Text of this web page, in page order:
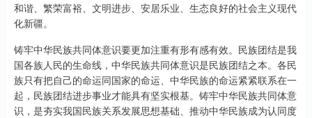
和谐、繁荣富裕、文明进步、安居乐业、生态良好的社会主义现代
化新疆。
铸牢中华民族共同体意识要更加注重有形有感有效。民族团结是我
国各族人民的生命线，中华民族共同体意识是民族团结之本。各民
族只有把自己的命运同国家的命运、中华民族的命运紧紧联系在一
起，民族团结进步事业才能具有坚实根基。铸牢中华民族共同体意
识，是夯实我国民族关系发展思想基础、推动中华民族成为认同度